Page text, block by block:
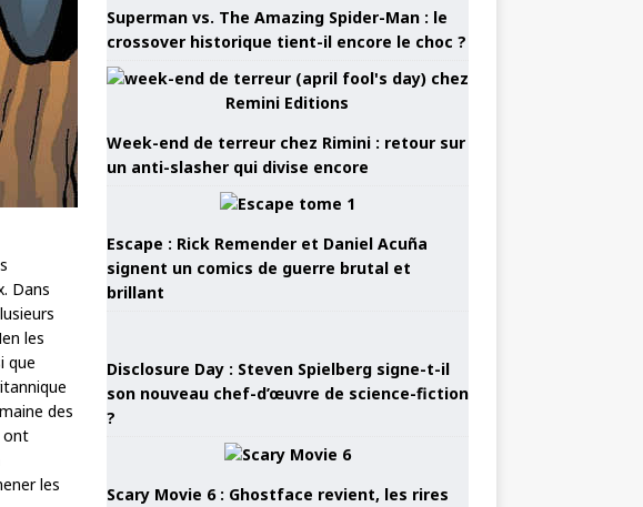
Dans
les
que
des
ont
les
Superman vs. The Amazing Spider-Man : le
crossover historique tient-il encore le choc ?
Week-end de terreur chez Rimini : retour sur
un anti-slasher qui divise encore
Escape : Rick Remender et Daniel Acuña
signent un comics de guerre brutal et
brillant
Disclosure Day : Steven Spielberg signe-t-il
son nouveau chef-d’œuvre de science-fiction
?
Scary Movie 6 : Ghostface revient, les rires